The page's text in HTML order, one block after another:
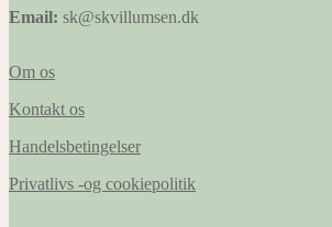
Email: sk@skvillumsen.dk
Om os
Kontakt os
Handelsbetingelser
Privatlivs -og cookiepolitik